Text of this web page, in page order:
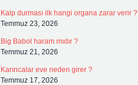
Kalp durması ilk hangi organa zarar verir ?
Temmuz 23, 2026
Big Babol haram mıdır ?
Temmuz 21, 2026
Karıncalar eve neden girer ?
Temmuz 17, 2026